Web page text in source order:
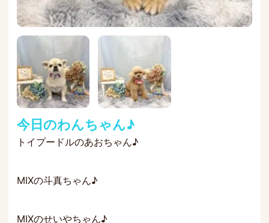
今日のわんちゃん♪
トイプードルのあおちゃん♪
MIXの斗真ちゃん♪
MIXのせいやちゃん♪